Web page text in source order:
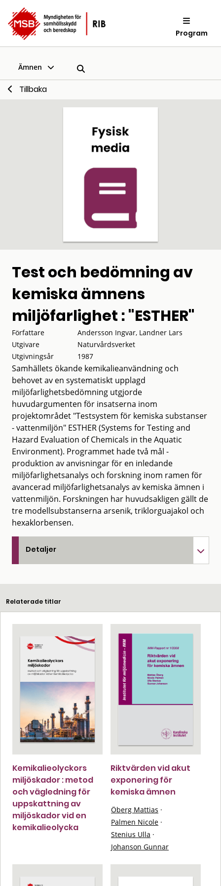
Program
Ämnen
Tillbaka
Test och bedömning av
kemiska ämnens
miljöfarlighet : "ESTHER"
Författare
Andersson Ingvar, Landner Lars
Utgivare
Naturvårdsverket
Utgivningsår
1987
Samhällets ökande kemikalieanvändning och
behovet av en systematiskt upplagd
miljöfarlighetsbedömning utgjorde
huvudargumenten för insatserna inom
projektområdet "Testsystem för kemiska substanser
- vattenmiljön" ESTHER (Systems for Testing and
Hazard Evaluation of Chemicals in the Aquatic
Environment). Programmet hade två mål -
produktion av anvisningar för en inledande
miljöfarlighetsanalys och forskning inom ramen för
avancerad miljöfarlighetsanalys av kemiska ämnen i
vattenmiljön. Forskningen har huvudsakligen gällt de
tre modellsubstanserna arsenik, triklorguajakol och
hexaklorbensen.
Detaljer
Relaterade titlar
Kemikalieolyckors
miljöskador : metod
och vägledning för
uppskattning av
miljöskador vid en
kemikalieolycka
Riktvärden vid akut
exponering för
kemiska ämnen
Öberg Mattias ·
Palmen Nicole ·
Stenius Ulla ·
Johanson Gunnar